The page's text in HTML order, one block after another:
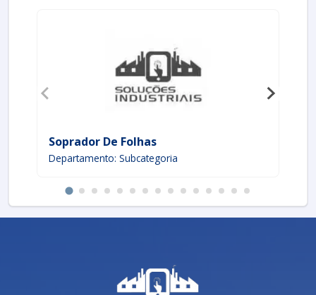
Soprador De Folhas
Departamento: Subcategoria